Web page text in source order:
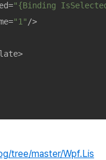
"{Binding
"1" />
tree/master/Wpf.Lis